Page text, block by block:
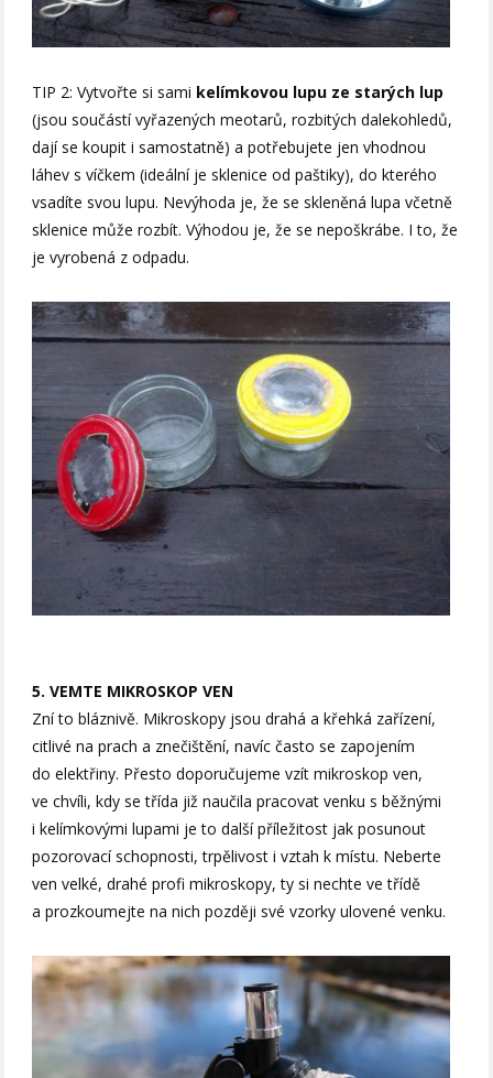
TIP 2: Vytvořte si sami kelímkovou lupu ze starých lup
(jsou součástí vyřazených meotarů, rozbitých dalekohledů,
dají se koupit i samostatně) a potřebujete jen vhodnou
láhev s víčkem (ideální je sklenice od paštiky), do kterého
vsadíte svou lupu. Nevýhoda je, že se skleněná lupa včetně
sklenice může rozbít. Výhodou je, že se nepoškrábe. I to, že
je vyrobená z odpadu.
5. VEMTE MIKROSKOP VEN
Zní to bláznivě. Mikroskopy jsou drahá a křehká zařízení,
citlivé na prach a znečištění, navíc často se zapojením
do elektřiny. Přesto doporučujeme vzít mikroskop ven,
ve chvíli, kdy se třída již naučila pracovat venku s běžnými
i kelímkovými lupami je to další příležitost jak posunout
pozorovací schopnosti, trpělivost i vztah k místu. Neberte
ven velké, drahé profi mikroskopy, ty si nechte ve třídě
a prozkoumejte na nich později své vzorky ulovené venku.